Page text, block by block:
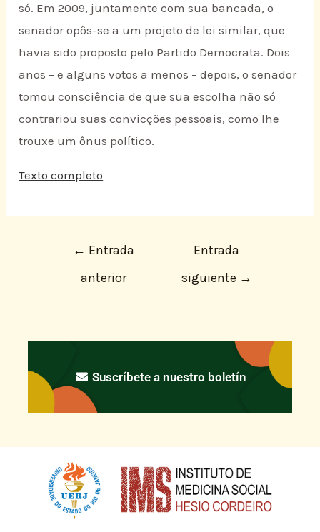
só. Em 2009, juntamente com sua bancada, o
senador opôs-se a um projeto de lei similar, que
havia sido proposto pelo Partido Democrata. Dois
anos – e alguns votos a menos – depois, o senador
tomou consciência de que sua escolha não só
contrariou suas convicções pessoais, como lhe
trouxe um ônus político.
Texto completo
← Entrada
anterior
Entrada
siguiente →
Suscríbete a nuestro boletín